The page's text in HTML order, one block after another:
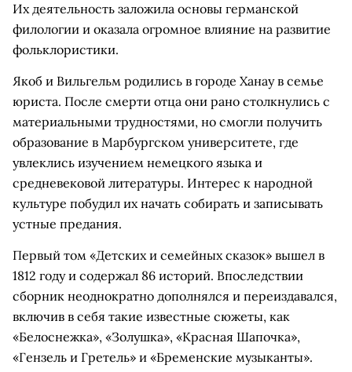
Их деятельность заложила основы германской
филологии и оказала огромное влияние на развитие
фольклористики.
Якоб и Вильгельм родились в городе Ханау в семье
юриста. После смерти отца они рано столкнулись с
материальными трудностями, но смогли получить
образование в Марбургском университете, где
увлеклись изучением немецкого языка и
средневековой литературы. Интерес к народной
культуре побудил их начать собирать и записывать
устные предания.
Первый том «Детских и семейных сказок» вышел в
1812 году и содержал 86 историй. Впоследствии
сборник неоднократно дополнялся и переиздавался,
включив в себя такие известные сюжеты, как
«Белоснежка», «Золушка», «Красная Шапочка»,
«Гензель и Гретель» и «Бременские музыканты».